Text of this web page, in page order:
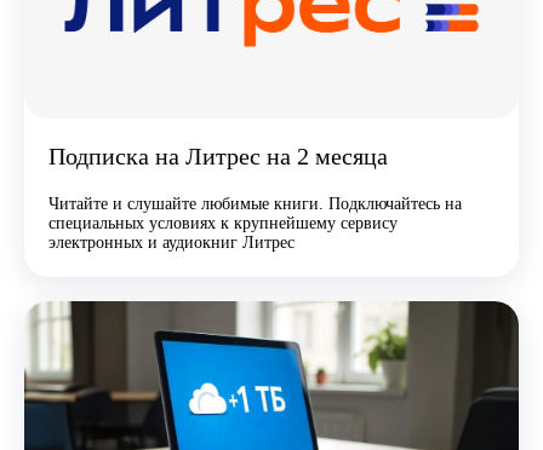
Подписка на Литрес на 2 месяца
Читайте и слушайте любимые книги. Подключайтесь на
специальных условиях к крупнейшему сервису
электронных и аудиокниг Литрес